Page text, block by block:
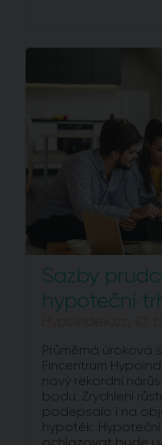
Sazby
hypoteční
Hypoindex.cz, 10.
Průměrná
Fincentrum
nový rekordní
bodu. Zrychlení
podepsalo i na
hypoték.
ochlazovat bude i